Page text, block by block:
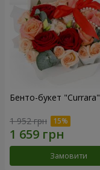
Бенто-букет "Currara"
1 952 грн
Замовити